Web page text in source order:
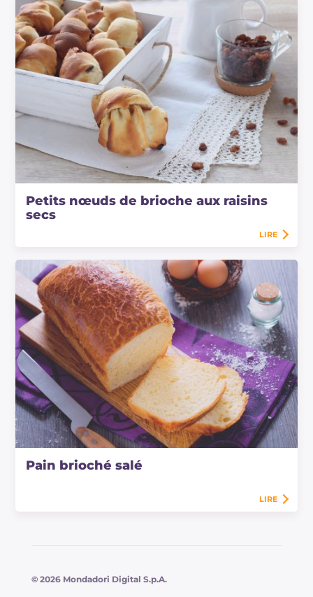
Petits nœuds de brioche aux raisins
secs
LIRE
Pain brioché salé
LIRE
© 2026 Mondadori Digital S.p.A.